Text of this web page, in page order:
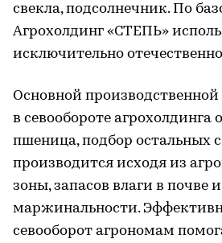
свекла, подсолнечник. По
Агрохолдинг «СТЕПЬ»
исключительно
Основной производственной
в севообороте агрохолдинга
пшеница, подбор остальных
производится исходя из
зоны, запасов влаги в почве
маржинальности.
севооборот агрономам